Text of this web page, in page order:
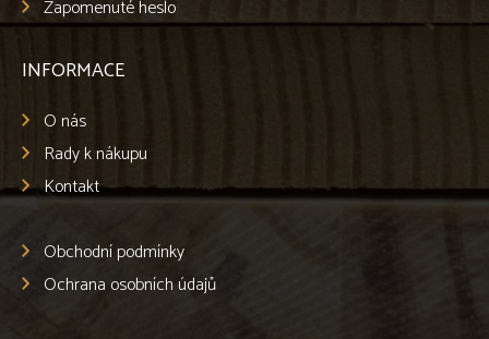
Zapomenuté heslo
INFORMACE
O nás
Rady k nákupu
Kontakt
Obchodní podmínky
Ochrana osobních údajů